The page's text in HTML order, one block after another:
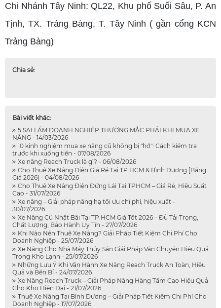
Chi Nhánh Tây Ninh: QL22, Khu phố Suối Sâu, P. An
Tịnh, TX. Trảng Bàng, T. Tây Ninh ( gần cổng KCN
Trảng Bàng)
Chia sẻ:
Bài viết khác:
5 SAI LẦM DOANH NGHIỆP THƯỜNG MẮC PHẢI KHI MUA XE
NÂNG - 14/03/2026
10 kinh nghiệm mua xe nâng cũ không bị "hớ": Cách kiểm tra
trước khi xuống tiền - 07/08/2026
Xe nâng Reach Truck là gì? - 06/08/2026
Cho Thuê Xe Nâng Điện Giá Rẻ Tại TP.HCM & Bình Dương [Bảng
Giá 2026] - 04/08/2026
Cho Thuê Xe Nâng Điện Đứng Lái Tại TPHCM – Giá Rẻ, Hiệu Suất
Cao - 31/07/2026
Xe nâng – Giải pháp nâng hạ tối ưu chi phí, hiệu xuất -
30/07/2026
Xe Nâng Cũ Nhật Bãi Tại TP.HCM Giá Tốt 2026 – Đủ Tải Trọng,
Chất Lượng, Bảo Hành Uy Tín - 27/07/2026
Khi Nào Nên Thuê Xe Nâng? Giải Pháp Tiết Kiệm Chi Phí Cho
Doanh Nghiệp - 25/07/2026
Xe Nâng Cho Nhà Máy Thủy Sản Giải Pháp Vận Chuyển Hiệu Quả
Trong Kho Lạnh - 25/07/2026
Những Lưu Ý Khi Vận Hành Xe Nâng Reach Truck An Toàn, Hiệu
Quả và Bền Bỉ - 24/07/2026
Xe Nâng Reach Truck – Giải Pháp Nâng Hàng Tầm Cao Hiệu Quả
Cho Kho Hiện Đại - 21/07/2026
Thuê Xe Nâng Tại Bình Dương – Giải Pháp Tiết Kiệm Chi Phí Cho
Doanh Nghiệp - 17/07/2026